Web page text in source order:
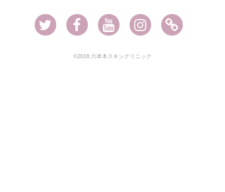
Twitter FacebookYoutube InstagramAmeblo
©2018 六本木スキンクリニック